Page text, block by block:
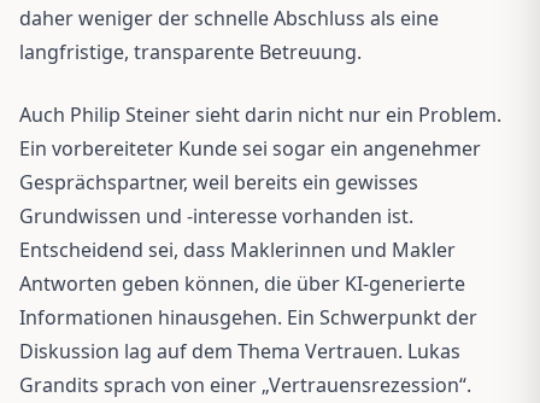
daher weniger der schnelle Abschluss als eine
langfristige, transparente Betreuung.
Auch Philip Steiner sieht darin nicht nur ein Problem.
Ein vorbereiteter Kunde sei sogar ein angenehmer
Gesprächspartner, weil bereits ein gewisses
Grundwissen und -interesse vorhanden ist.
Entscheidend sei, dass Maklerinnen und Makler
Antworten geben können, die über KI-generierte
Informationen hinausgehen. Ein Schwerpunkt der
Diskussion lag auf dem Thema Vertrauen. Lukas
Grandits sprach von einer „Vertrauensrezession“.